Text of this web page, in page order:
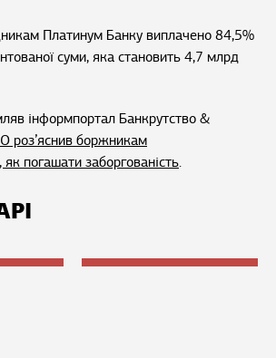
Платинум Банку виплачено 84,5%
суми, яка становить 4,7 млрд
інформпортал Банкрутство &
боржникам
як погашати заборгованість.